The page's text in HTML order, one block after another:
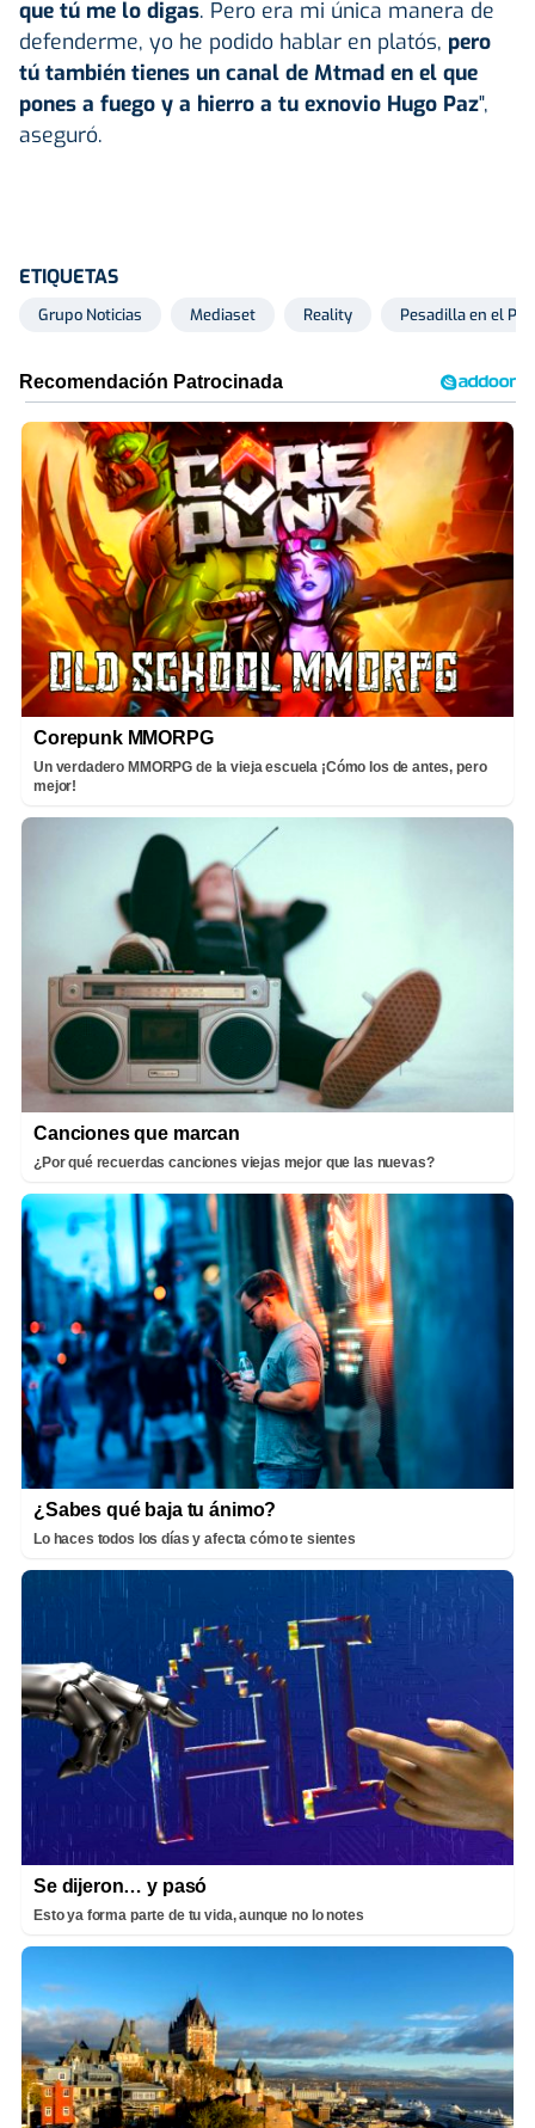
que tú me lo digas. Pero era mi única manera de
defenderme, yo he podido hablar en platós, pero
tú también tienes un canal de Mtmad en el que
pones a fuego y a hierro a tu exnovio Hugo Paz",
aseguró.
ETIQUETAS
Grupo Noticias Mediaset Reality Pesadilla en el
Corepunk MMORPG
Un verdadero MMORPG de la vieja escuela ¡Cómo los de antes, pero
mejor!
Canciones que marcan
¿Por qué recuerdas canciones viejas mejor que las nuevas?
¿Sabes qué baja tu ánimo?
Lo haces todos los días y afecta cómo te sientes
Se dijeron… y pasó
Esto ya forma parte de tu vida, aunque no lo notes